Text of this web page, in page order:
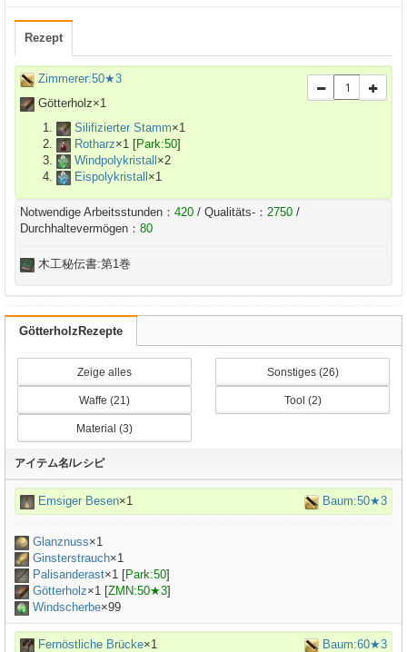
Rezept
Zimmerer:50★3
Götterholz×1
Silifizierter Stamm×1
Rotharz×1 [Park:50]
Windpolykristall ×2
Eispolykristall ×1
Notwendige Arbeitsstunden： 420 / Qualitäts-： 2750 /
Durchhaltevermögen： 80
木工秘伝書:第1巻
GötterholzRezepte
Zeige alles Sonstiges (26)
Waffe (21) Tool (2)
Material (3)
アイテム名/レシピ
Emsiger Besen×1 Baum:50★3
Glanznuss×1
Ginsterstrauch×1
Palisanderast×1 [Park:50]
Götterholz×1 [ZMN:50★3]
Windscherbe×99
Fernöstliche Brücke×1 Baum:60★3